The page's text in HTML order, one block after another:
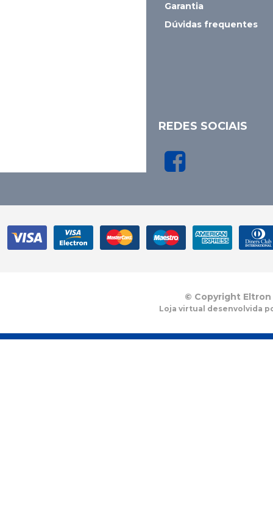
Garantia
Dúvidas frequentes
REDES SOCIAIS
© Copyright Eltron
Loja virtual desenvolvida